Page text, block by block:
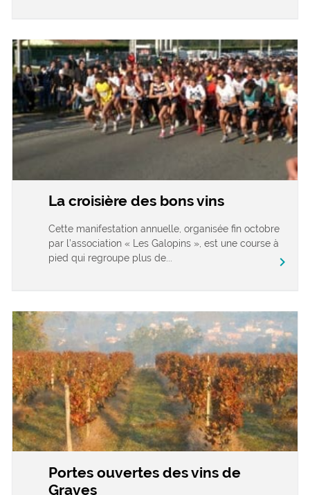
La croisière des bons vins
Cette manifestation annuelle, organisée fin octobre
par l’association « Les Galopins », est une course à
pied qui regroupe plus de...
chevron_right
Portes ouvertes des vins de
Graves